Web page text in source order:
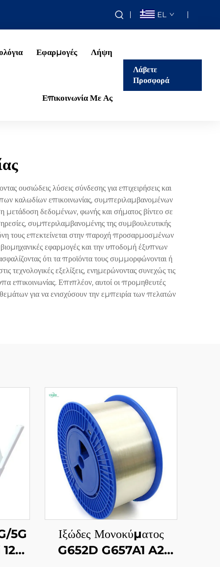
EL
Εφαρμογές Λήψη
Επικοινωνία Με Ας
Λάβετε
Προσφορά
ουσιώδεις λύσεις σύνδεσης για επιχειρήσεις και
καλωδίων επικοινωνίας, συμπεριλαμβανομένων
δεδομένων, φωνής και σήματος βίντεο σε
συμπεριλαμβανομένης της συμβουλευτικής
τους επεκτείνεται στην παροχή προσαρμοσμένων
εφαρμογές και την υποδομή έξυπνων
ότι τα προϊόντα τους συμμορφώνονται ή
τεχνολογικές εξελίξεις, ενημερώνοντας συνεχώς τις
επικοινωνίας. Επιπλέον, αυτοί οι προμηθευτές
για να ενισχύσουν την εμπειρία των πελατών
5G
Ιξώδες Μονοκύματος
G652D G657A1 A2